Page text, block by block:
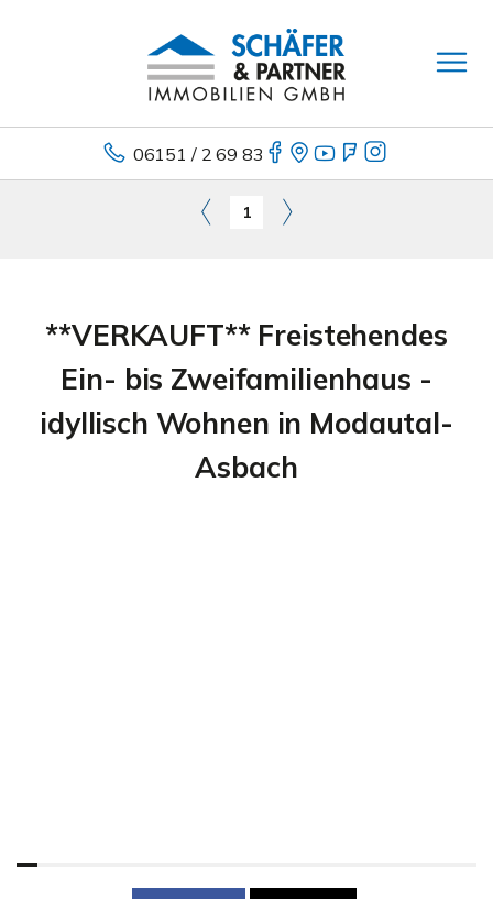
06151 / 2 69 83
1
**VERKAUFT** Freistehendes
Ein- bis Zweifamilienhaus -
idyllisch Wohnen in Modautal-
Asbach